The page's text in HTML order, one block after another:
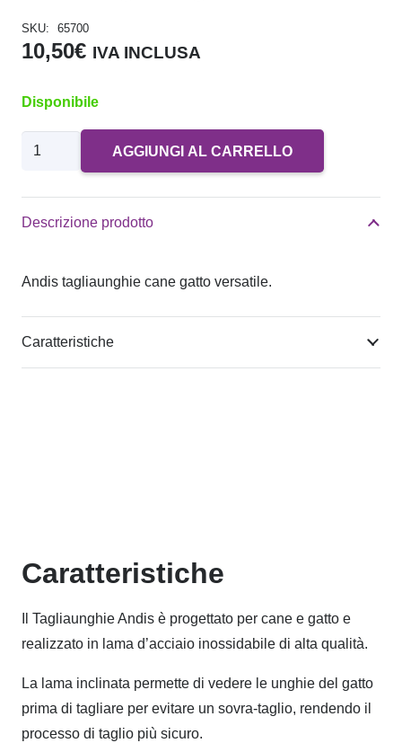
SKU: 65700
10,50€ IVA INCLUSA
Disponibile
Andis
tagliaunghie
AGGIUNGI AL CARRELLO
Descrizione prodotto
Andis tagliaunghie cane gatto versatile.
Caratteristiche
Caratteristiche
Il Tagliaunghie Andis è progettato per cane e gatto e
realizzato in lama d’acciaio inossidabile di alta qualità.
La lama inclinata permette di vedere le unghie del gatto
prima di tagliare per evitare un sovra-taglio, rendendo il
processo di taglio più sicuro.